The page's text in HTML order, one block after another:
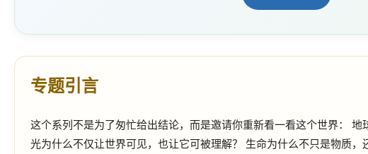
专题引言
这个系列不是为了匆忙给出结论，而是邀请你重新看一看这个世界： 地
光为什么不仅让世界可见，也让它可被理解？ 生命为什么不只是物质，